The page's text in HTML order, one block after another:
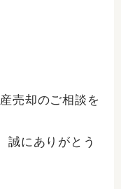
売却のご相談を
誠にありがとう